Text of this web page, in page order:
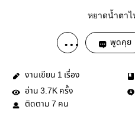
หยาดน้ำตา
พูดคุย
งานเขียน 1 เรื่อง
อ่าน 3.7K ครั้ง
ติดตาม 7 คน